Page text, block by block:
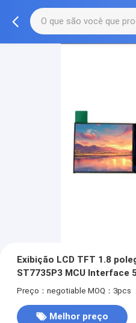
Exibição LCD TFT 1.8
ST7735P3 MCU Interface
Preço：negotiable MOQ：3pcs
Melhor preço